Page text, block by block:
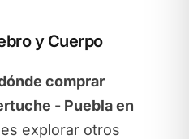
y Cuerpo
comprar
- Puebla en
explorar otros